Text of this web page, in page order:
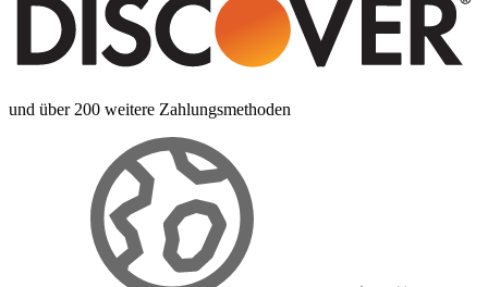
und über 200 weitere Zahlungsmethoden